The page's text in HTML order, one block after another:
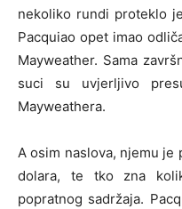
nekoliko rundi proteklo
Pacquiao opet imao
Mayweather. Sama
suci su uvjerljivo
Mayweathera.
A osim naslova, njemu je
dolara, te tko zna
popratnog sadržaja.